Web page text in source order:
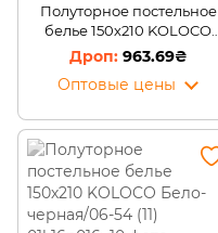
Полуторное постельное
белье 150х210 KOLOCO
Белое с бабочками/06-54
963.69₴
Оптовые цены